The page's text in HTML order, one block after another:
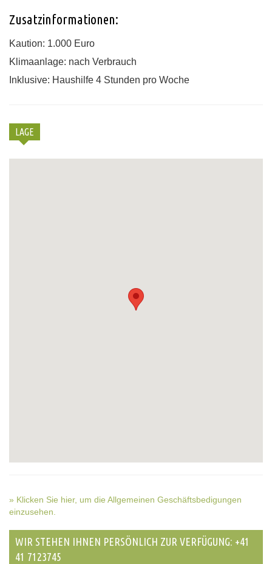
Zusatzinformationen:
Kaution: 1.000 Euro
Klimaanlage: nach Verbrauch
Inklusive: Haushilfe 4 Stunden pro Woche
LAGE
» Klicken Sie hier, um die Allgemeinen Geschäftsbedigungen
einzusehen.
WIR STEHEN IHNEN PERSÖNLICH ZUR VERFÜGUNG: +41
41 7123745